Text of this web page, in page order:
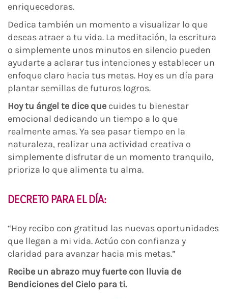
enriquecedoras.
Dedica también un momento a visualizar lo que
deseas atraer a tu vida. La meditación, la escritura
o simplemente unos minutos en silencio pueden
ayudarte a aclarar tus intenciones y establecer un
enfoque claro hacia tus metas. Hoy es un día para
plantar semillas de futuros logros.
Hoy tu ángel te dice que cuides tu bienestar
emocional dedicando un tiempo a lo que
realmente amas. Ya sea pasar tiempo en la
naturaleza, realizar una actividad creativa o
simplemente disfrutar de un momento tranquilo,
prioriza lo que alimenta tu alma.
DECRETO PARA EL DÍA:
“Hoy recibo con gratitud las nuevas oportunidades
que llegan a mi vida. Actúo con confianza y
claridad para avanzar hacia mis metas.”
Recibe un abrazo muy fuerte con lluvia de
Bendiciones del Cielo para ti.